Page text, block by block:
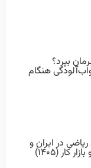
بپرد؟
هنگام
در ایران و
کار (۱۴۰۵)